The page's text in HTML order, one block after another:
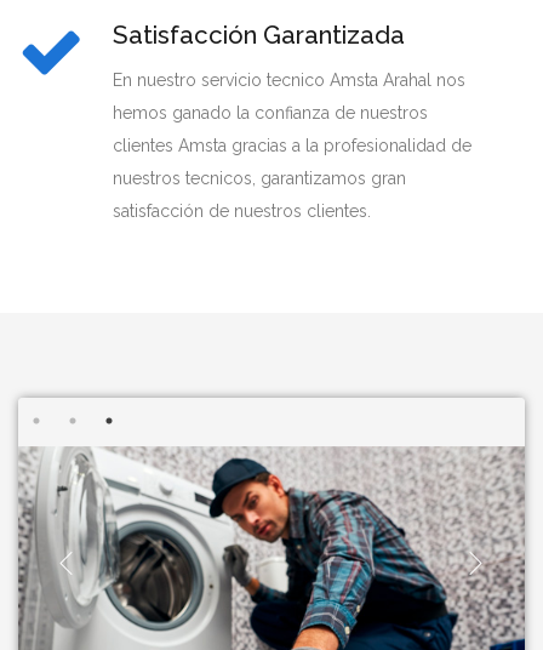
Satisfacción Garantizada
En nuestro servicio tecnico Amsta Arahal nos
hemos ganado la confianza de nuestros
clientes Amsta gracias a la profesionalidad de
nuestros tecnicos, garantizamos gran
satisfacción de nuestros clientes.